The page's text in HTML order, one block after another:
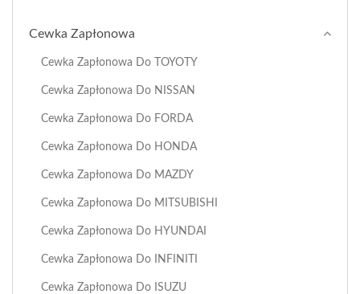
Cewka Zapłonowa
Cewka Zapłonowa Do TOYOTY
Cewka Zapłonowa Do NISSAN
Cewka Zapłonowa Do FORDA
Cewka Zapłonowa Do HONDA
Cewka Zapłonowa Do MAZDY
Cewka Zapłonowa Do MITSUBISHI
Cewka Zapłonowa Do HYUNDAI
Cewka Zapłonowa Do INFINITI
Cewka Zapłonowa Do ISUZU